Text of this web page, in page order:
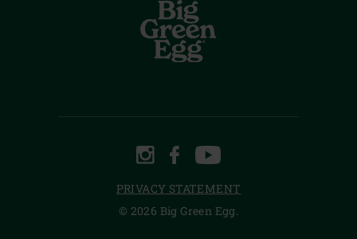
INSTAGRAM
FACEBOOKYOUTUBE
PRIVACY STATEMENT
© 2026 Big Green Egg.